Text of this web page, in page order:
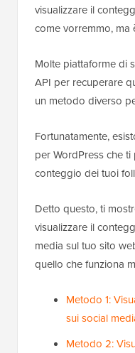
visualizzare il
come vorremmo, ma
Molte piattaforme di
API per recuperare
un metodo diverso
Fortunatamente,
per WordPress che
conteggio dei tuoi
Detto questo, ti
visualizzare il
media sul tuo sito
quello che funziona
Metodo 1:
sui social
Metodo 2: